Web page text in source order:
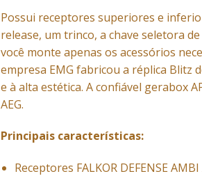
Possui receptores superiores e
release, um trinco, a chave seletora
você monte apenas os acessórios
empresa EMG fabricou a réplica Blitz
e à alta estética. A confiável gerabox
AEG.
Principais características:
Receptores FALKOR DEFENSE